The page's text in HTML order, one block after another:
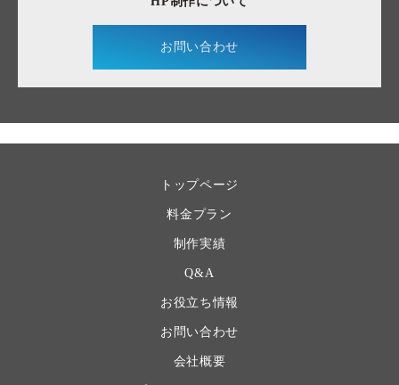
お問い合わせ
トップページ
料金プラン
制作実績
Q&A
お役立ち情報
お問い合わせ
会社概要